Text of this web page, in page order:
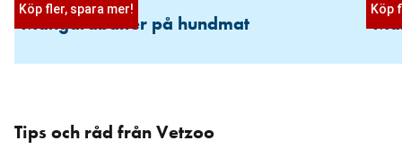
Köp fler, spara mer!
Mängdrabatter på hundmat
Köp
Tips och råd från Vetzoo
över
karusellen